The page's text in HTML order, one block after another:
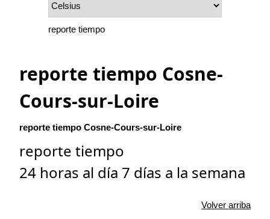
reporte tiempo
reporte tiempo Cosne-
Cours-sur-Loire
reporte tiempo Cosne-Cours-sur-Loire
reporte tiempo
24 horas al día 7 días a la semana
Volver arriba